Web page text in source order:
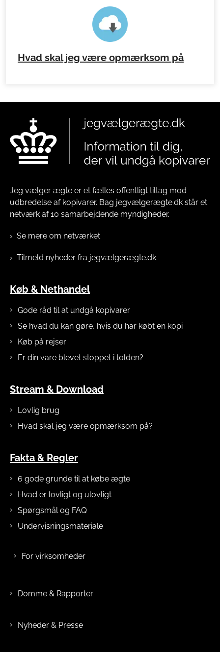
Hvad skal jeg være opmærksom på
Jeg vælger ægte er et fælles offentligt tiltag mod
udbredelse af kopivarer. Bag jegvælgerægte.dk står et
netværk af 10 samarbejdende myndigheder.
Se mere om netværket
Tilmeld nyheder fra jegvælgerægte.dk
Køb & Nethandel
Gode råd til at undgå kopivarer
Se hvad du kan gøre, hvis du har købt en kopi
Køb på rejser
Er din vare blevet stoppet i tolden?
Stream & Download
Lovlig brug
Hvad skal jeg være opmærksom på?
Fakta & Regler
6 gode grunde til at købe ægte
Hvad er lovligt og ulovligt
Spørgsmål og FAQ
Undervisningsmateriale
For virksomheder
Domme & Rapporter
Nyheder & Presse